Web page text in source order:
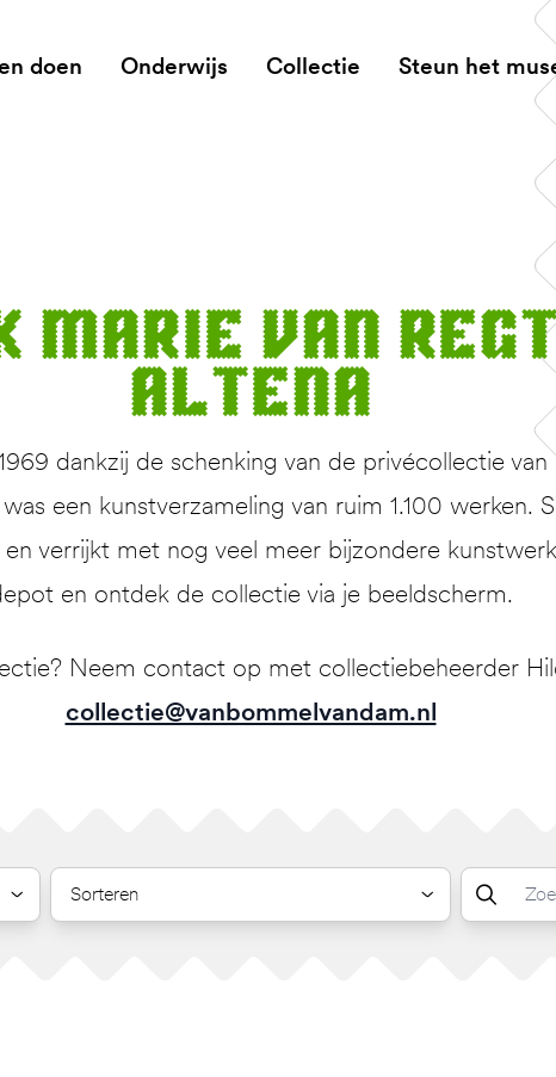
doen Onderwijs Collectie Steun het
Marie van
Altena
dankzij de schenking van de privécollectie van
een kunstverzameling van ruim 1.100 werken.
verrijkt met nog veel meer bijzondere
en ontdek de collectie via je beeldscherm.
Neem contact op met collectiebeheerder
collectie@vanbommelvandam.nl
Sorteren